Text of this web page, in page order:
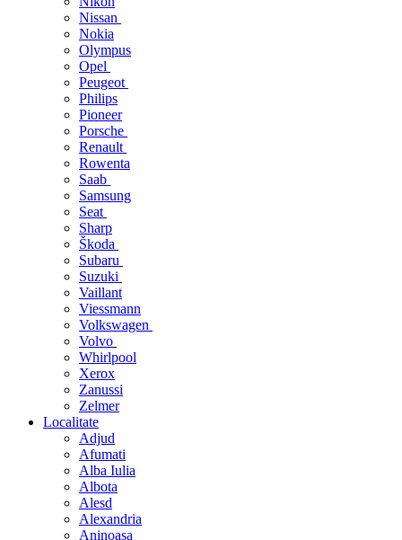
Nissan
Nokia
Olympus
Opel
Peugeot
Philips
Pioneer
Porsche
Renault
Rowenta
Saab
Samsung
Seat
Sharp
Škoda
Subaru
Suzuki
Vaillant
Viessmann
Volkswagen
Volvo
Whirlpool
Xerox
Zanussi
Zelmer
Localitate
Adjud
Afumati
Alba Iulia
Albota
Alesd
Alexandria
Aninoasa